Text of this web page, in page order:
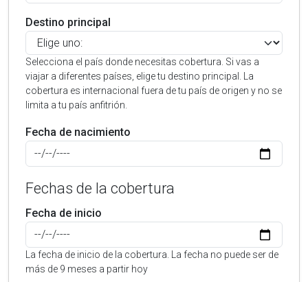
Destino principal
Selecciona el país donde necesitas cobertura. Si vas a
viajar a diferentes países, elige tu destino principal. La
cobertura es internacional fuera de tu país de origen y no se
limita a tu país anfitrión.
Fecha de nacimiento
Fechas de la cobertura
Fecha de inicio
La fecha de inicio de la cobertura. La fecha no puede ser de
más de 9 meses a partir hoy